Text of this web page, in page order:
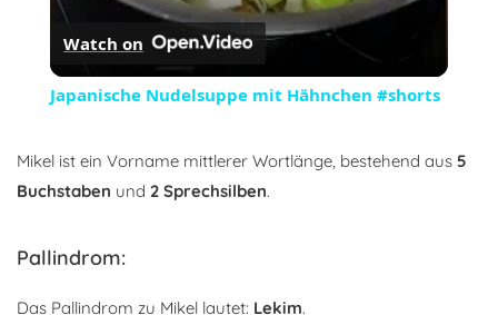
Watch on
Japanische Nudelsuppe mit Hähnchen #shorts
Mikel ist ein Vorname mittlerer Wortlänge, bestehend aus 5
Buchstaben und 2 Sprechsilben.
Pallindrom:
Das Pallindrom zu Mikel lautet: Lekim.